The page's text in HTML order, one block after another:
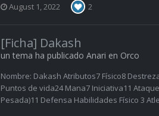
August 1, 2022 2
[Ficha] Dakash
un tema ha publicado Anari en Orco
Nombre: Dakash Atributos7 Físico8
Puntos de vida24 Mana7 Iniciativa11
Pesada)11 Defensa Habilidades Físico 3